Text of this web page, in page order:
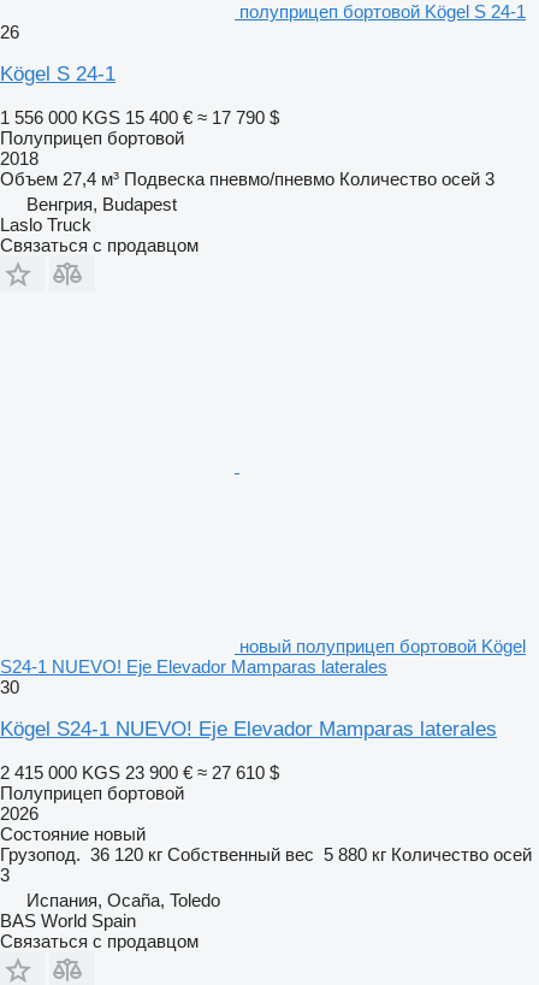
полуприцеп бортовой Kögel S 24-1
26
Kögel S 24-1
1 556 000 KGS 15 400 € ≈ 17 790 $
Полуприцеп бортовой
2018
Объем 27,4 м³ Подвеска пневмо/пневмо Количество осей 3
Венгрия, Budapest
Laslo Truck
Связаться с продавцом
новый полуприцеп бортовой Kögel
S24-1 NUEVO! Eje Elevador Mamparas laterales
30
Kögel S24-1 NUEVO! Eje Elevador Mamparas laterales
2 415 000 KGS 23 900 € ≈ 27 610 $
Полуприцеп бортовой
2026
Состояние новый
Грузопод. 36 120 кг Собственный вес 5 880 кг Количество осей
3
Испания, Ocaña, Toledo
BAS World Spain
Связаться с продавцом